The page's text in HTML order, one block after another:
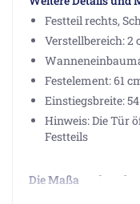
Festteil rechts,
Verstellbereich: 2
Festelement: 61
Einstiegsbreite:
Hinweis: Die Tür
Festteils
Die Maßangaben
Montage auf einer